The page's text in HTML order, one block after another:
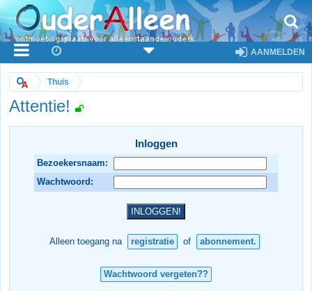
AANMELDEN
Thuis
Attentie!
Inloggen
Bezoekersnaam:
Wachtwoord:
Alleen toegang na registratie of abonnement.
Wachtwoord vergeten??